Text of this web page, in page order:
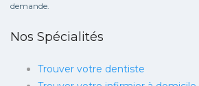
demande.
Nos Spécialités
Trouver votre dentiste